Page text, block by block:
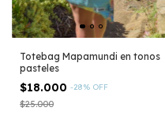
Totebag Mapamundi en tonos
pasteles
$18.000 -28% OFF
$25.000